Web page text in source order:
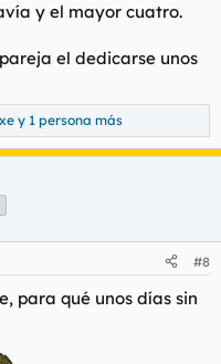
y el mayor cuatro.
el dedicarse unos
y 1 persona más
#8
para qué unos días sin